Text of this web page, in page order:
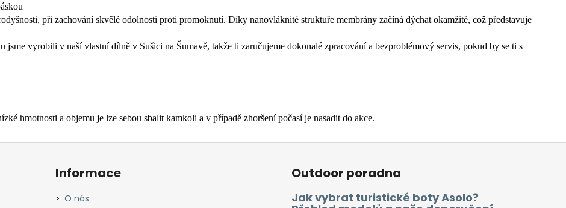
při zachování skvělé odolnosti proti promoknutí. Díky nanovláknité struktuře membrány začíná dýchat okamžitě, což představuje
jsme vyrobili v naší vlastní dílně v Sušici na Šumavě, takže ti zaručujeme dokonalé zpracování a bezproblémový servis, pokud by se ti s
hmotnosti a objemu je lze sebou sbalit kamkoli a v případě zhoršení počasí je nasadit do akce.
Informace
O nás
Outdoor poradna
Jak vybrat turistické boty Asolo?